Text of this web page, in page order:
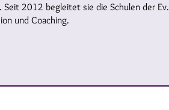
Seit 2012 begleitet sie die Schulen der Ev.
und Coaching.